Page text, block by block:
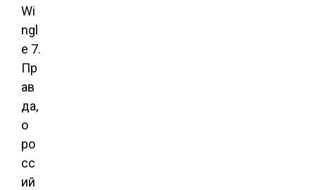
Wi
ngl
e 7.
Пр
ав
да,
о
ро
сс
ий